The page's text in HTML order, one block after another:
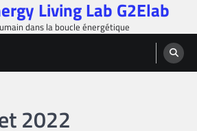
Living Lab G2Elab
dans la boucle énergétique
2022